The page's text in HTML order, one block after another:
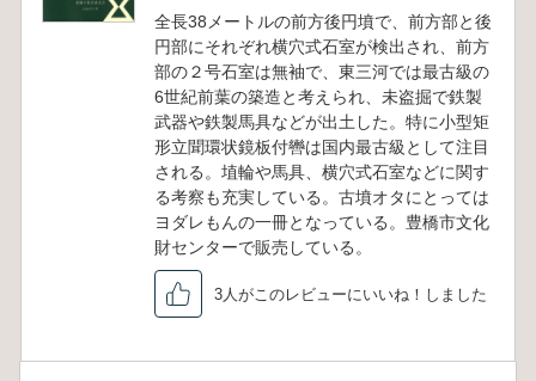
全長38メートルの前方後円墳で、前方部と後
円部にそれぞれ横穴式石室が検出され、前方
部の２号石室は無袖で、東三河では最古級の
6世紀前葉の築造と考えられ、未盗掘で鉄製
武器や鉄製馬具などが出土した。特に小型矩
形立聞環状鏡板付轡は国内最古級として注目
される。埴輪や馬具、横穴式石室などに関す
る考察も充実している。古墳オタにとっては
ヨダレもんの一冊となっている。豊橋市文化
財センターで販売している。
3人がこのレビューにいいね！しました